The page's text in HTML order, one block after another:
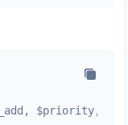
$priority,